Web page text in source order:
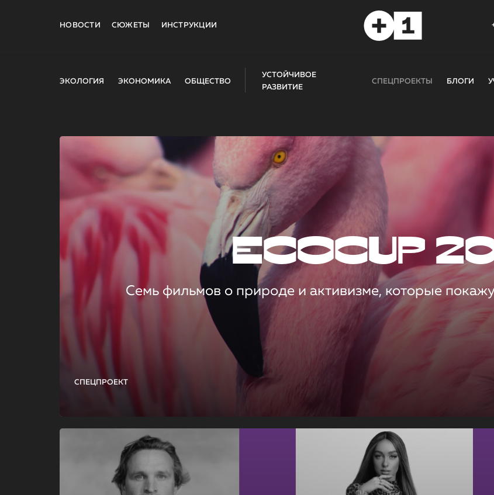
НОВОСТИ СЮЖЕТЫ ИНСТРУКЦИИ
ЭКОЛОГИЯ ЭКОНОМИКА ОБЩЕСТВО
УСТОЙЧИВОЕ
РАЗВИТИЕ
СПЕЦПРОЕКТЫ БЛОГИ
СПЕЦПРОЕКТ
ECOCUP
Семь фильмов о природе и активизме, которые